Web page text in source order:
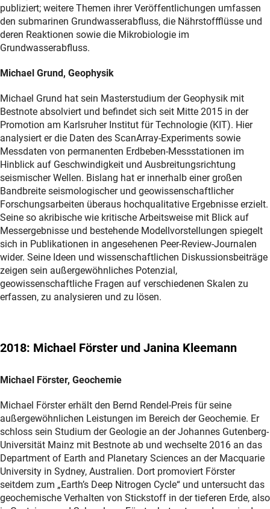
publiziert; weitere Themen ihrer Veröffentlichungen umfassen
den submarinen Grundwasserabfluss, die Nährstoffflüsse und
deren Reaktionen sowie die Mikrobiologie im
Grundwasserabfluss.
Michael Grund, Geophysik
Michael Grund hat sein Masterstudium der Geophysik mit
Bestnote absolviert und befindet sich seit Mitte 2015 in der
Promotion am Karlsruher Institut für Technologie (KIT). Hier
analysiert er die Daten des ScanArray-Experiments sowie
Messdaten von permanenten Erdbeben-Messstationen im
Hinblick auf Geschwindigkeit und Ausbreitungsrichtung
seismischer Wellen. Bislang hat er innerhalb einer großen
Bandbreite seismologischer und geowissenschaftlicher
Forschungsarbeiten überaus hochqualitative Ergebnisse erzielt.
Seine so akribische wie kritische Arbeitsweise mit Blick auf
Messergebnisse und bestehende Modellvorstellungen spiegelt
sich in Publikationen in angesehenen Peer-Review-Journalen
wider. Seine Ideen und wissenschaftlichen Diskussionsbeiträge
zeigen sein außergewöhnliches Potenzial,
geowissenschaftliche Fragen auf verschiedenen Skalen zu
erfassen, zu analysieren und zu lösen.
2018: Michael Förster und Janina Kleemann
Michael Förster, Geochemie
Michael Förster erhält den Bernd Rendel-Preis für seine
außergewöhnlichen Leistungen im Bereich der Geochemie. Er
schloss sein Studium der Geologie an der Johannes Gutenberg-
Universität Mainz mit Bestnote ab und wechselte 2016 an das
Department of Earth and Planetary Sciences an der Macquarie
University in Sydney, Australien. Dort promoviert Förster
seitdem zum „Earth’s Deep Nitrogen Cycle“ und untersucht das
geochemische Verhalten von Stickstoff in der tieferen Erde, also